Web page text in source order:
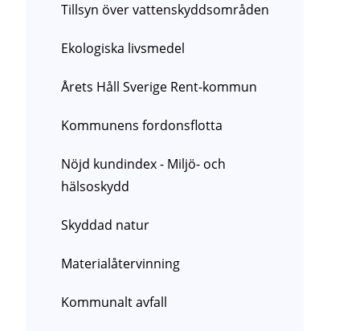
Tillsyn över vattenskyddsområden
Ekologiska livsmedel
Årets Håll Sverige Rent-kommun
Kommunens fordonsflotta
Nöjd kundindex - Miljö- och
hälsoskydd
Skyddad natur
Materialåtervinning
Kommunalt avfall